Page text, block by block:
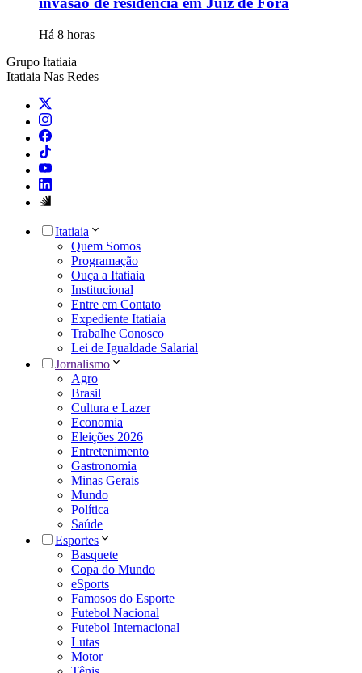
Há 8 horas
Grupo Itatiaia
Itatiaia Nas Redes
Itatiaia
Quem Somos
Programação
Ouça a Itatiaia
Institucional
Entre em Contato
Expediente Itatiaia
Trabalhe Conosco
Lei de Igualdade Salarial
Jornalismo
Agro
Brasil
Cultura e Lazer
Economia
Eleições 2026
Entretenimento
Gastronomia
Minas Gerais
Mundo
Política
Saúde
Esportes
Basquete
Copa do Mundo
eSports
Famosos do Esporte
Futebol Nacional
Futebol Internacional
Lutas
Motor